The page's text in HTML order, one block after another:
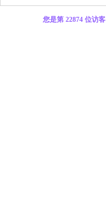
上门、名酒回收、回收礼品老酒
您是第 22874 位访客